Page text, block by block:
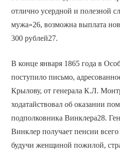
отлично усердной и полезной
мужа»26, возможна выплата
300 рублей27.
В конце января 1865 года в
поступило письмо,
Крылову, от генерала К.Л.
ходатайствовал об оказании
подполковника Винклера28.
Винклер получает пенсии
будучи женщиной пожилой,